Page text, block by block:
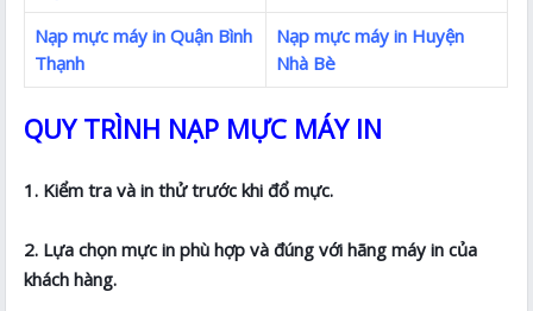
Nạp mực máy in Quận Bình
Thạnh
Nạp mực máy in Huyện
Nhà Bè
QUY TRÌNH NẠP MỰC MÁY IN
1. Kiểm tra và in thử trước khi đổ mực.
2. Lựa chọn mực in phù hợp và đúng với hãng máy in của
khách hàng.